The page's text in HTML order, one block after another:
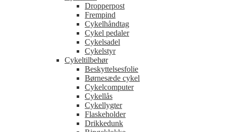
Dropperpost
Frempind
Cykelhåndtag
Cykel pedaler
Cykelsadel
Cykelstyr
Cykeltilbehør
Beskyttelsesfolie
Børnesæde cykel
Cykelcomputer
Cykellås
Cykellygter
Flaskeholder
Drikkedunk